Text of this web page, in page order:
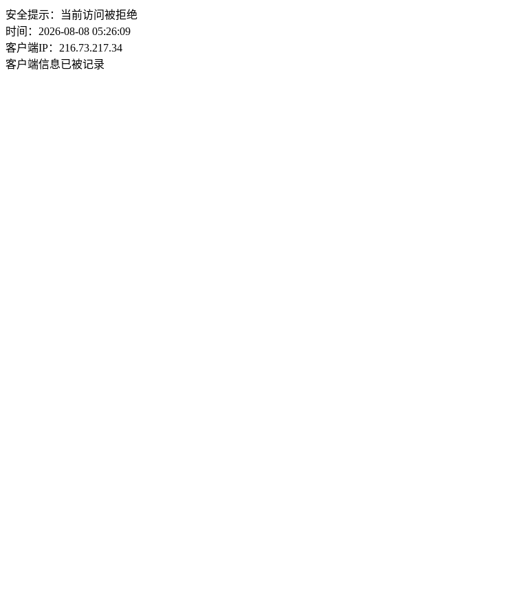
安全提示：当前访问被拒绝
时间：2026-08-08 05:26:09
客户端IP：216.73.217.34
客户端信息已被记录